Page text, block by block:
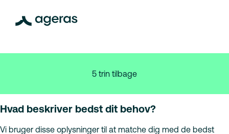
5 trin tilbage
Hvad beskriver bedst dit behov?
Vi bruger disse oplysninger til at matche dig med de bedst